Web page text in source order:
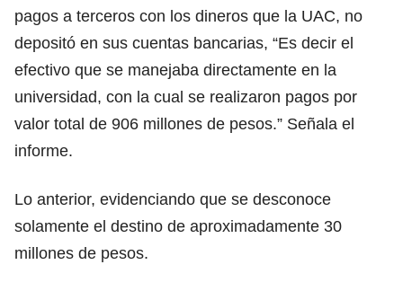
pagos a terceros con los dineros que la UAC, no
depositó en sus cuentas bancarias, “Es decir el
efectivo que se manejaba directamente en la
universidad, con la cual se realizaron pagos por
valor total de 906 millones de pesos.” Señala el
informe.
Lo anterior, evidenciando que se desconoce
solamente el destino de aproximadamente 30
millones de pesos.